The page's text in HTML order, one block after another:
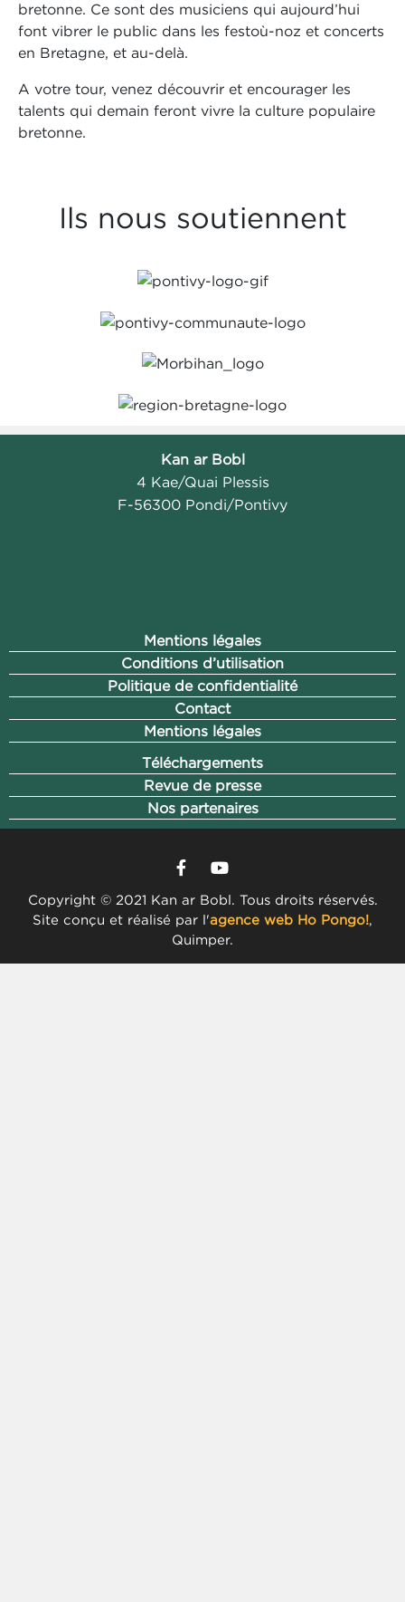
bretonne. Ce sont des musiciens qui aujourd’hui
font vibrer le public dans les festoù-noz et concerts
en Bretagne, et au-delà.
A votre tour, venez découvrir et encourager les
talents qui demain feront vivre la culture populaire
bretonne.
Ils nous soutiennent
Kan ar Bobl
4 Kae/Quai Plessis
F-56300 Pondi/Pontivy
Mentions légales
Conditions d’utilisation
Politique de confidentialité
Contact
Mentions légales
Téléchargements
Revue de presse
Nos partenaires
Copyright © 2021 Kan ar Bobl. Tous droits réservés.
Site conçu et réalisé par l'agence web Ho Pongo!,
Quimper.